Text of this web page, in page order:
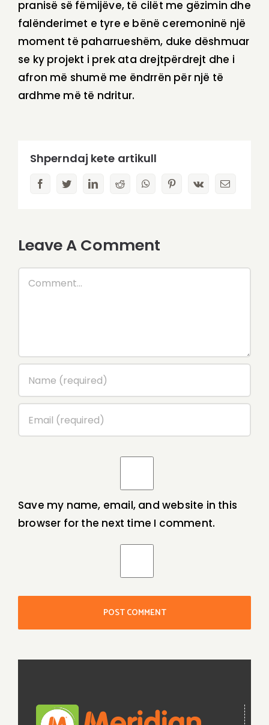
pranisë së fëmijëve, të cilët me gëzimin dhe
falënderimet e tyre e bënë ceremoninë një
moment të paharrueshëm, duke dëshmuar
se ky projekt i prek ata drejtpërdrejt dhe i
afron më shumë me ëndrrën për një të
ardhme më të ndritur.
Shperndaj kete artikull
facebooktwitterlinkedinreddit whatsapppinterestvk Email
Leave A Comment
Save my name, email, and website in this
browser for the next time I comment.